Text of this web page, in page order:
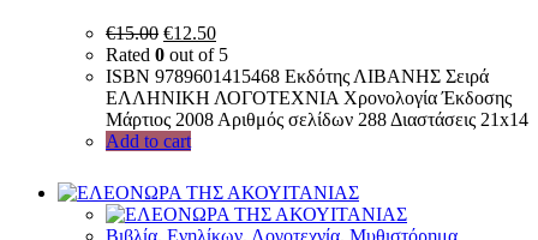
€15.00 €12.50
Rated 0 out of 5
ISBN 9789601415468 Εκδότης ΛΙΒΑΝΗΣ Σειρά
ΕΛΛΗΝΙΚΗ ΛΟΓΟΤΕΧΝΙΑ Χρονολογία Έκδοσης
Μάρτιος 2008 Αριθμός σελίδων 288 Διαστάσεις 21x14
Add to cart